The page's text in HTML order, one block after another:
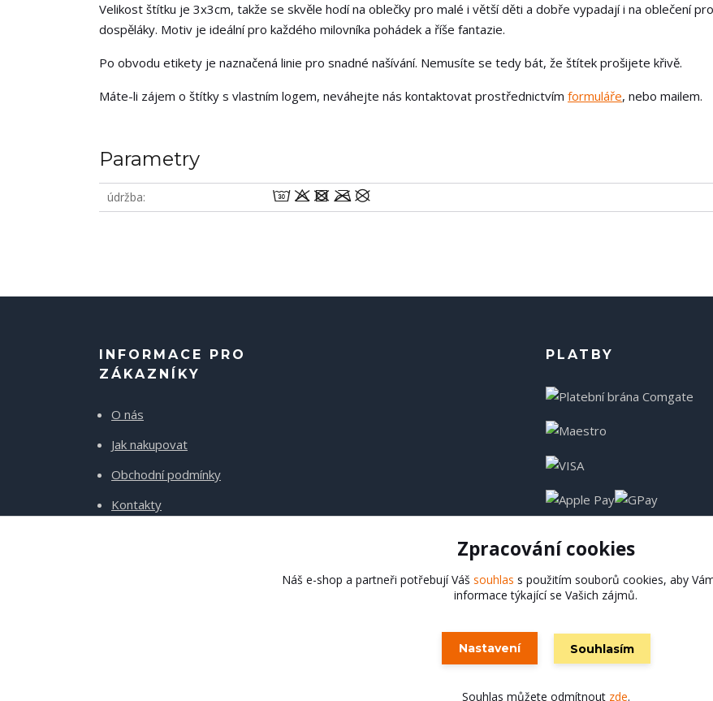
Velikost štítku je 3x3cm, takže se skvěle hodí na oblečky pro malé i větší děti a dobře vypadají i na oblečení pro
dospěláky. Motiv je ideální pro každého milovníka pohádek a říše fantazie.
Po obvodu etikety je naznačená linie pro snadné našívání. Nemusíte se tedy bát, že štítek prošijete křivě.
Máte-li zájem o štítky s vlastním logem, neváhejte nás kontaktovat prostřednictvím formuláře, nebo mailem.
Parametry
údržba wodmU
INFORMACE PRO
ZÁKAZNÍKY
O nás
Jak nakupovat
Obchodní podmínky
Kontakty
PLATBY
Hadladla.cz
Zpracování cookies
Náš e-shop a partneři potřebují Váš souhlas s použitím souborů cookies, aby
informace týkající se Vašich zájmů.
Nastavení Souhlasím
Souhlas můžete odmítnout zde.